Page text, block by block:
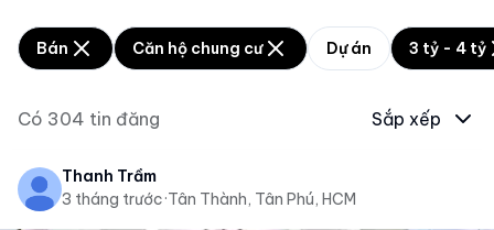
Bán Căn hộ chung cư Dự án 3 tỷ - 4 tỷ
Có 304 tin đăng Sắp xếp
Thanh Trầm
3 tháng trước·Tân Thành, Tân Phú, HCM